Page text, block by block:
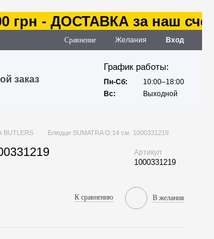
грн - ДОСТАВКА за наш счет
Сравнение Желания Вход
заказ
График работы:
Пн-Сб:
10:00–18:00
Вс:
Выходной
Блюдце SUMATRA O:14 см. 1000331219
Артикул
1000331219
К сравнению В желания